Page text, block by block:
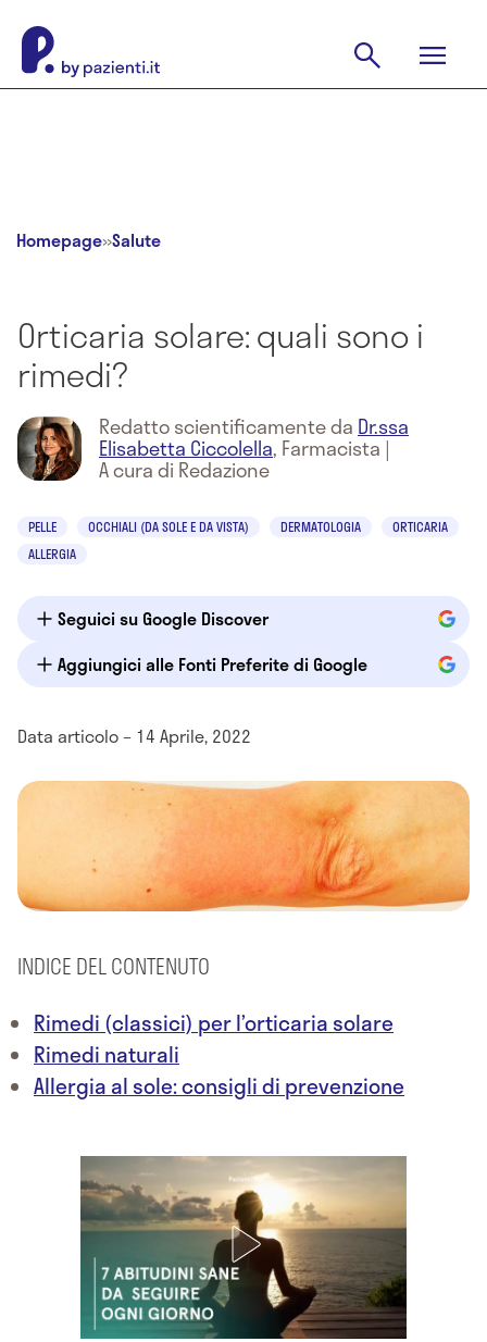
Homepage»Salute
Orticaria solare: quali sono i
rimedi?
Redatto scientificamente da Dr.ssa
Elisabetta Ciccolella, Farmacista |
A cura di Redazione
PELLE OCCHIALI (DA SOLE E DA VISTA) DERMATOLOGIA
ORTICARIA
ALLERGIA
Seguici su Google Discover
Aggiungici alle Fonti Preferite di Google
Data articolo – 14 Aprile, 2022
INDICE DEL CONTENUTO
Rimedi (classici) per l’orticaria solare
Rimedi naturali
Allergia al sole: consigli di prevenzione